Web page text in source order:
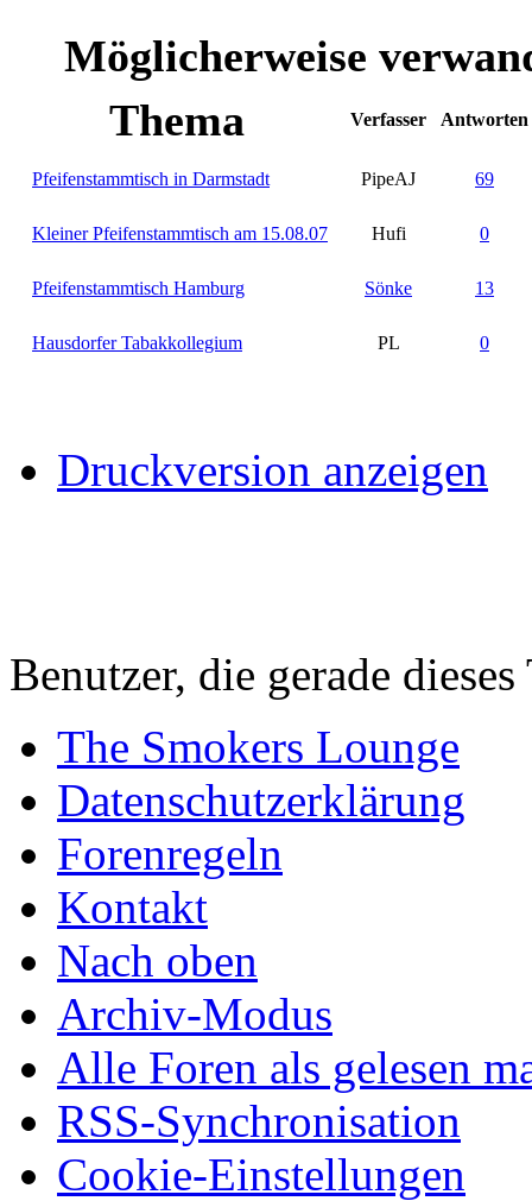
Möglicherweise
Thema
Verfasser Antworten
Pfeifenstammtisch in Darmstadt PipeAJ 69
Kleiner Pfeifenstammtisch am 15.08.07 Hufi 0
Pfeifenstammtisch Hamburg Sönke 13
Hausdorfer Tabakkollegium PL 0
Druckversion anzeigen
Benutzer, die gerade
The Smokers Lounge
Datenschutzerklärung
Forenregeln
Kontakt
Nach oben
Archiv-Modus
Alle Foren als gelesen
RSS-Synchronisation
Cookie-Einstellungen